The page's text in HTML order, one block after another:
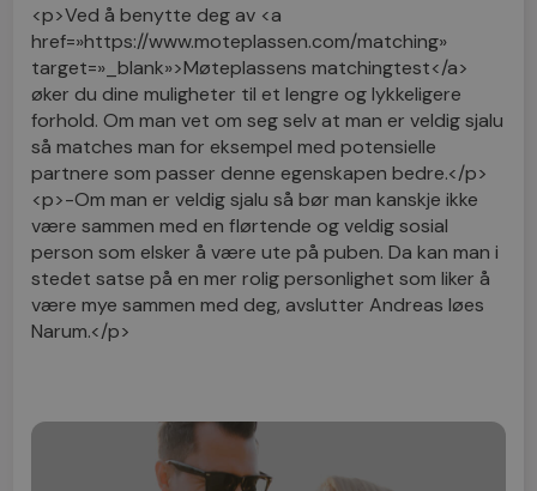
<p>Ved å benytte deg av <a
href=»https://www.moteplassen.com/matching»
target=»_blank»>Møteplassens matchingtest</a>
øker du dine muligheter til et lengre og lykkeligere
forhold. Om man vet om seg selv at man er veldig sjalu
så matches man for eksempel med potensielle
partnere som passer denne egenskapen bedre.</p>
<p>-Om man er veldig sjalu så bør man kanskje ikke
være sammen med en flørtende og veldig sosial
person som elsker å være ute på puben. Da kan man i
stedet satse på en mer rolig personlighet som liker å
være mye sammen med deg, avslutter Andreas løes
Narum.</p>